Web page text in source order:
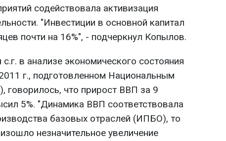
содействовала активизация
"Инвестиции в основной капитал
почти на 16%", - подчеркнул Копылов.
в анализе экономического состояния
г., подготовленном Национальным
говорилось, что прирост ВВП за 9
5%. "Динамика ВВП соответствовала
базовых отраслей (ИПБО), то
незначительное увеличение